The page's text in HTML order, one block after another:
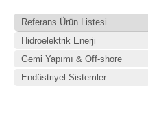
Referans Ürün Listesi
Hidroelektrik Enerji
Gemi Yapımı & Off-shore
Endüstriyel Sistemler